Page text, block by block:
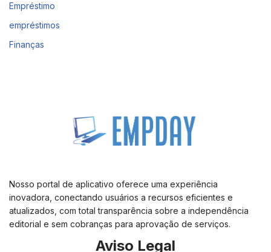
Empréstimo
empréstimos
Finanças
Nosso portal de aplicativo oferece uma experiência
inovadora, conectando usuários a recursos eficientes e
atualizados, com total transparência sobre a independência
editorial e sem cobranças para aprovação de serviços.
Aviso Legal